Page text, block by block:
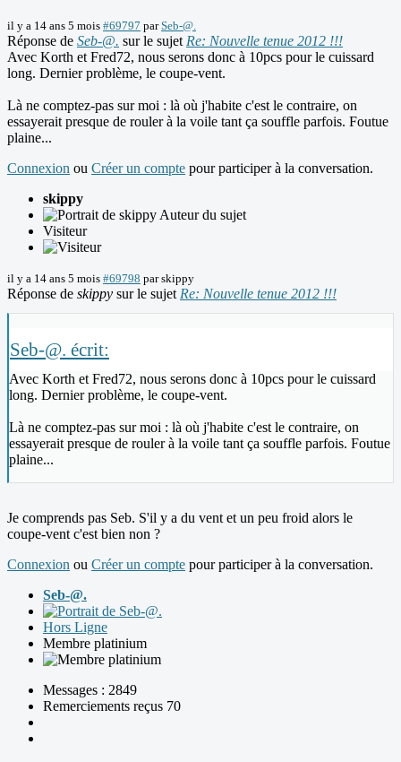
il y a 14 ans 5 mois #69797 parSeb-@.
Réponse de Seb-@. sur le sujet Re: Nouvelle tenue 2012 !!!
Avec Korth et Fred72, nous serons donc à 10pcs pour le cuissard
long. Dernier problème, le coupe-vent.
Là ne comptez-pas sur moi : là où j'habite c'est le contraire, on
essayerait presque de rouler à la voile tant ça souffle parfois. Foutue
plaine...
Connexion ou Créer un compte pour participer à la conversation.
skippy
Auteur du sujet
Visiteur
il y a 14 ans 5 mois #69798 parskippy
Réponse de skippy sur le sujet Re: Nouvelle tenue 2012 !!!
Seb-@. écrit:
Avec Korth et Fred72, nous serons donc à 10pcs pour le cuissard
long. Dernier problème, le coupe-vent.
Là ne comptez-pas sur moi : là où j'habite c'est le contraire, on
essayerait presque de rouler à la voile tant ça souffle parfois. Foutue
plaine...
Je comprends pas Seb. S'il y a du vent et un peu froid alors le
coupe-vent c'est bien non ?
Connexion ou Créer un compte pour participer à la conversation.
Seb-@.
Hors Ligne
Membre platinium
Messages : 2849
Remerciements reçus 70